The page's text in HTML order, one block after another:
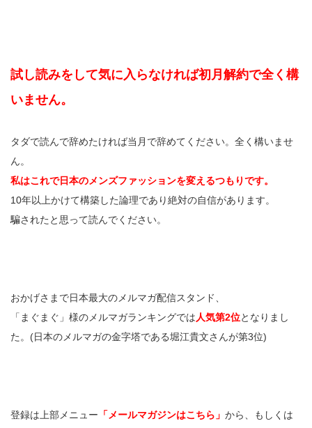
試し読みをして気に入らなければ初月解約で全く構
いません。
タダで読んで辞めたければ当月で辞めてください。全く構いませ
ん。
私はこれで日本のメンズファッションを変えるつもりです。
10年以上かけて構築した論理であり絶対の自信があります。
騙されたと思って読んでください。
おかげさまで日本最大のメルマガ配信スタンド、
「まぐまぐ」様のメルマガランキングでは 人気第2位となりまし
た。(日本のメルマガの金字塔である堀江貴文さんが第3位)
登録は上部メニュー 「メールマガジンはこちら」 から、もしくは